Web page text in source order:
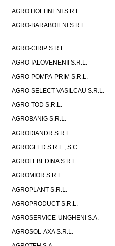
AGRO HOLTINENI S.R.L.
AGRO-BARABOIENI S.R.L.
AGRO-CIRIP S.R.L.
AGRO-IALOVENENII S.R.L.
AGRO-POMPA-PRIM S.R.L.
AGRO-SELECT VASILCAU S.R.L.
AGRO-TOD S.R.L.
AGROBANIG S.R.L.
AGRODIANDR S.R.L.
AGROGLED S.R.L., S.C.
AGROLEBEDINA S.R.L.
AGROMIOR S.R.L.
AGROPLANT S.R.L.
AGROPRODUCT S.R.L.
AGROSERVICE-UNGHENI S.A.
AGROSOL-AXA S.R.L.